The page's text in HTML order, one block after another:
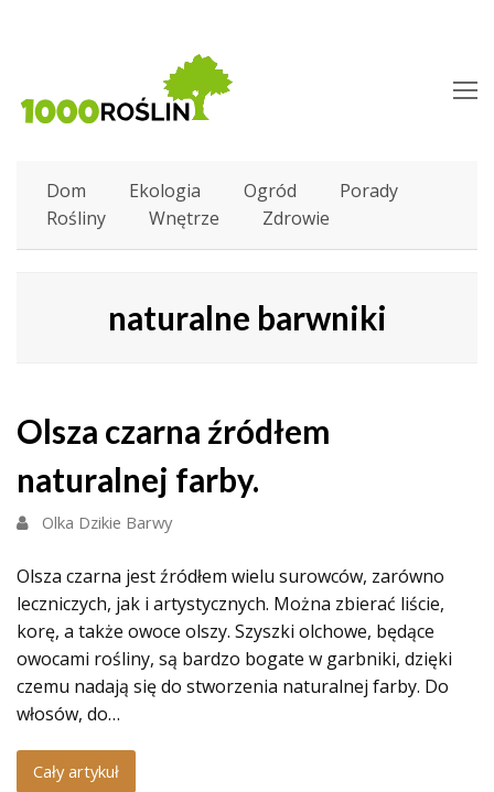
Dom Ekologia Ogród
Porady
Rośliny
Wnętrze Zdrowie
naturalne barwniki
Olsza czarna źródłem
naturalnej farby.
Olka Dzikie Barwy
Olsza czarna jest źródłem wielu surowców, zarówno
leczniczych, jak i artystycznych. Można zbierać liście,
korę, a także owoce olszy. Szyszki olchowe, będące
owocami rośliny, są bardzo bogate w garbniki, dzięki
czemu nadają się do stworzenia naturalnej farby. Do
włosów, do…
Cały artykuł